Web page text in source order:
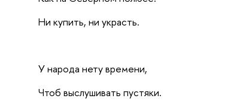
Ни купить, ни украсть.
У народа нету времени,
Чтоб выслушивать пустяки.